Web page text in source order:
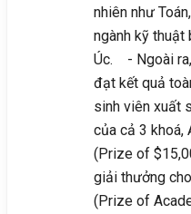
nhiên như
ngành kỹ
Úc. - Ngoài
đạt kết quả
sinh viên xuất
của cả 3
(Prize of
giải thưởng
(Prize of